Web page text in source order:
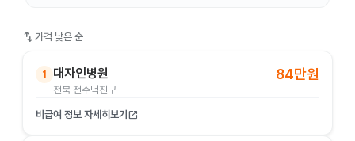
swap_vert 가격 낮은 순
1 대자인병원
전북 전주덕진구
84만원
비급여 정보 자세히보기 open_in_new